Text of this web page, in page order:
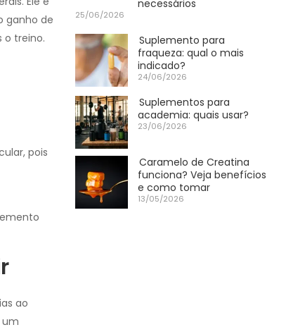
necessários
25/06/2026
Suplemento para
fraqueza: qual o mais
indicado?
24/06/2026
Suplementos para
academia: quais usar?
23/06/2026
Caramelo de Creatina
funciona? Veja benefícios
e como tomar
13/05/2026
ganho de
o treino.
pois
ao
um